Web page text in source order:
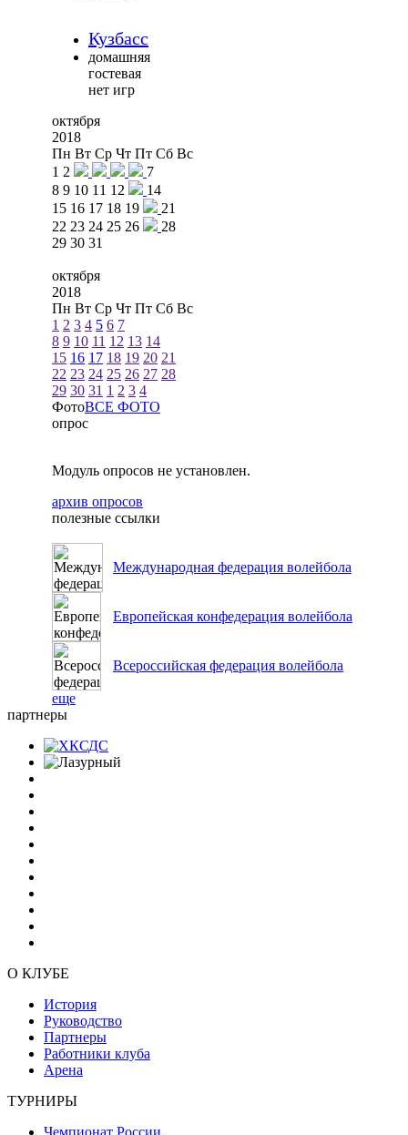
Кузбасс
домашняя
гостевая
нет игр
октября
2018
Пн Вт Ср Чт Пт Сб Вс
1 2
7
8 9 10 11 12
14
15 16 17 18 19
21
22 23 24 25 26
28
29 30 31
октября
2018
Пн Вт Ср Чт Пт Сб Вс
1 2 3 4 5 6 7
8 9 10 11 12 13 14
15 16 17 18 19 20 21
22 23 24 25 26 27 28
29 30 31 1 2 3 4
ФотоВСЕ ФОТО
опрос
Модуль опросов не установлен.
архив опросов
полезные ссылки
Международная федерация волейбола
Европейская конфедерация волейбола
Всероссийская федерация волейбола
еще
партнеры
О КЛУБЕ
История
Руководство
Партнеры
Работники клуба
Арена
ТУРНИРЫ
Чемпионат России